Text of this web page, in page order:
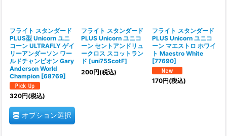
フライト スタンダード
PLUS型 Unicorn ユニ
コーン ULTRAFLY ゲイ
リーアンダーソン ワー
ルドチャンピオン Gary
Anderson World
Champion [68769]
320円(税込)
オプション選択
フライト スタンダード
PLUS Unicorn ユニコ
ーン セントアンドリュ
ークロス スコットラン
ド [uni75ScotF]
200円(税込)
フライト スタンダード
PLUS Unicorn ユニコ
ーン マエストロ ホワイ
ト Maestro White
[77690]
170円(税込)